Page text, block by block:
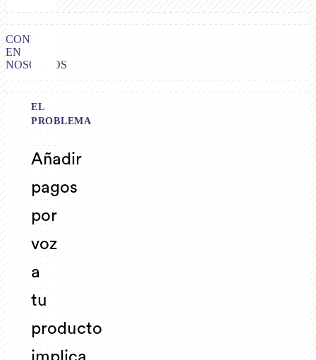
CONFÍAN
EN
NOSOTROS
EL
PROBLEMA
Añadir
pagos
por
voz
a
tu
producto